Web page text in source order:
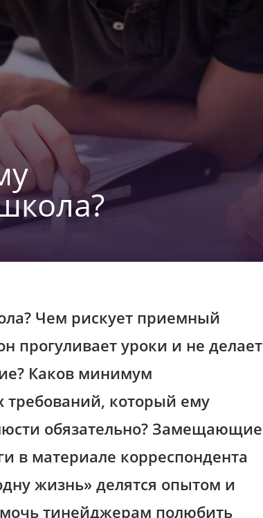
Чем рискует приемный
прогуливает уроки и не делает
Каков минимум
требований, который ему
обязательно? Замещающие
в материале корреспондента
жизнь» делятся опытом и
тинейджерам полюбить